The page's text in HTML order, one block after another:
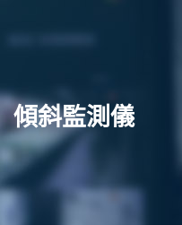
產品及服務
工程個案
聯絡我們
傾斜監測儀